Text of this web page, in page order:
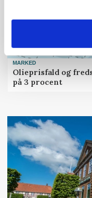
MARKED
Olieprisfald og
på 3 procent